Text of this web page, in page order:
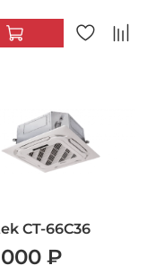
CT-66C36
000 ₽